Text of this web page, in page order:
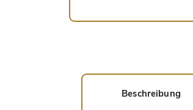
Beschreibung